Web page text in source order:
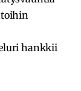
hankkii